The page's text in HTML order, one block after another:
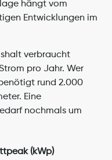
hängt vom
Entwicklungen im
verbraucht
pro Jahr. Wer
rund 2.000
Eine
nochmals um
(kWp)